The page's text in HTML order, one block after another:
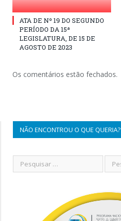
ATA DE Nº 19 DO SEGUNDO
PERÍODO DA 15ª
LEGISLATURA, DE 15 DE
AGOSTO DE 2023
Os comentários estão fechados.
NÃO ENCONTROU O QUE QUERIA?